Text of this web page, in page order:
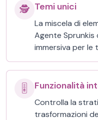
🕵️ Temi unici
La miscela di
Agente
immersiva per le
🎚️ Funzionalità
Controlla la
trasformazioni